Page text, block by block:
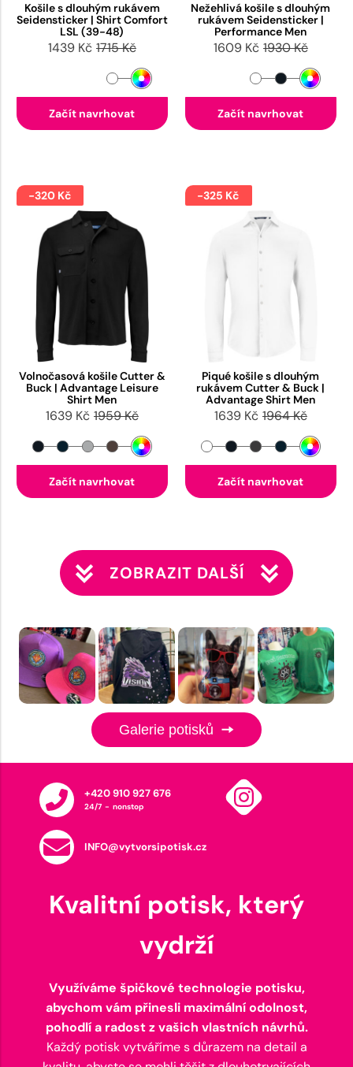
Košile s dlouhým rukávem
Seidensticker | Shirt Comfort
LSL (39-48)
1439 Kč 1715 Kč
Začít navrhovat
Nežehlivá košile s dlouhým
rukávem Seidensticker |
Performance Men
1609 Kč 1930 Kč
Začít navrhovat
-320 Kč
Volnočasová košile Cutter &
Buck | Advantage Leisure
Shirt Men
1639 Kč 1959 Kč
Začít navrhovat
-325 Kč
Piqué košile s dlouhým
rukávem Cutter & Buck |
Advantage Shirt Men
1639 Kč 1964 Kč
Začít navrhovat
ZOBRAZIT DALŠÍ
Galerie potisků
+420 910 927 676
24/7 - nonstop
INFO@vytvorsipotisk.cz
Kvalitní potisk, který
vydrží
Využíváme špičkové technologie potisku,
abychom vám přinesli maximální odolnost,
pohodlí a radost z vašich vlastních návrhů.
Každý potisk vytváříme s důrazem na detail a